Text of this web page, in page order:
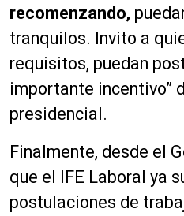
recomenzando,
tranquilos. Invito a
requisitos, puedan
importante incentivo”
presidencial.
Finalmente, desde el
que el IFE Laboral ya
postulaciones de